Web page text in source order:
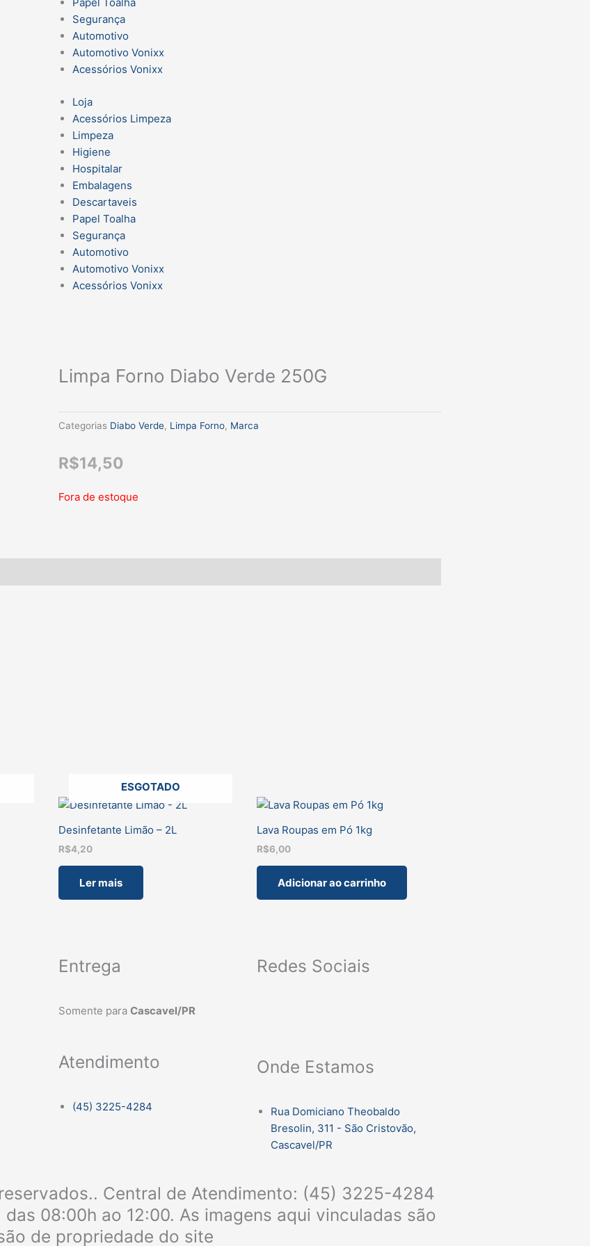
Segurança
Automotivo
Automotivo Vonixx
Acessórios Vonixx
Loja
Acessórios Limpeza
Limpeza
Higiene
Hospitalar
Embalagens
Descartaveis
Papel Toalha
Segurança
Automotivo
Automotivo Vonixx
Acessórios Vonixx
Limpa Forno Diabo Verde 250G
Categorias Diabo Verde, Limpa Forno, Marca
R$14,50
Fora de estoque
ESGOTADO
Desinfetante Limão – 2L
R$4,20
Ler mais
Lava Roupas em Pó 1kg
R$6,00
Adicionar ao carrinho
Entrega
Somente para Cascavel/PR
Atendimento
(45) 3225-4284
Redes Sociais
a
e
b
o
o
n
t
a
g
r
Onde Estamos
Rua Domiciano Theobaldo
Bresolin, 311 - São Cristovão,
Cascavel/PR
Central de Atendimento: (45) 3225-4284
das 08:00h ao 12:00. As imagens aqui vinculadas são
de propriedade do site